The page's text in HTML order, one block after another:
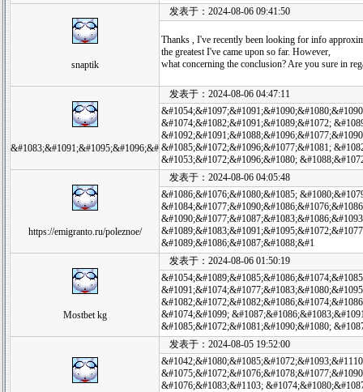
snaptik
发表于：2024-08-06 09:41:50
Thanks , I've recently been looking for info
the greatest I've came upon so far. However,
what concerning the conclusion? Are you sure in
&#1083;&#1091;&#1095;&#1096;&#
发表于：2024-08-06 04:47:11
&#1074;&#1082;&#1091;&#1089;&#1072;
&#1085;&#1072;&#1096;&#1077;&#1081;
&#1053;&#1072;&#1096;&#1080;
https://emigranto.ru/poleznoe/
发表于：2024-08-06 04:05:48
&#1086;&#1076;&#1080;&#1085;
&#1089;&#1086;&#1087;&#1088;&#1
Mostbet kg
发表于：2024-08-06 01:50:19
&#1074;&#1099;
&#1085;&#1072;&#1081;&#1090;&#1080;
发表于：2024-08-05 19:52:00
&#1076;&#1083;&#1103;